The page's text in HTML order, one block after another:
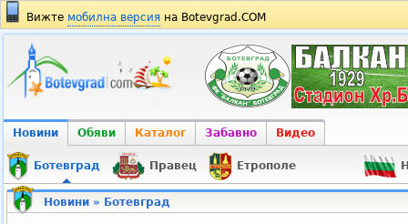
Вижте мобилна версия на Botevgrad.COM
Новини Обяви Каталог Забавно Видео
Ботевград Правец Етрополе
Новини» Ботевград